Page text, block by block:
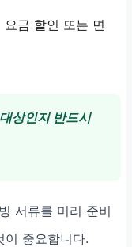
금 할인 또는 면
상인지 반드시
서류를 미리 준비
중요합니다.